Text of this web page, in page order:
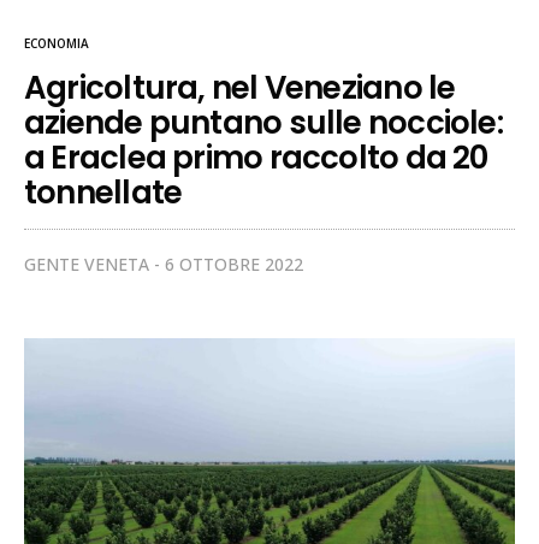
ECONOMIA
Agricoltura, nel Veneziano le
aziende puntano sulle nocciole:
a Eraclea primo raccolto da 20
tonnellate
GENTE VENETA 6 OTTOBRE 2022